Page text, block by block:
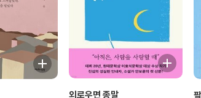
외로우면 종말